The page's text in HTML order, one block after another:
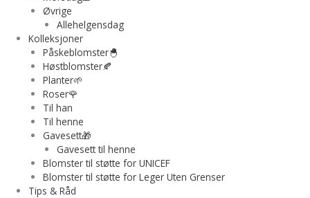
Øvrige
Allehelgensdag
Kolleksjoner
Påskeblomster🐣
Høstblomster🍂
Planter🌱
Roser🌹
Til han
Til henne
Gavesett🎁
Gavesett til henne
Blomster til støtte for UNICEF
Blomster til støtte for Leger Uten Grenser
Tips & Råd